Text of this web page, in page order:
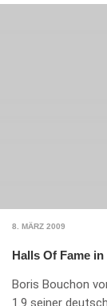
8. MÄRZ 2009
Halls Of Fame
Boris Bouchon
1.9 seiner